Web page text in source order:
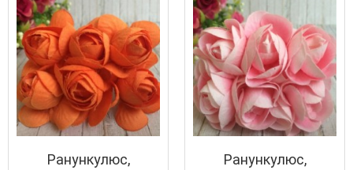
Ранункулюс,
Ранункулюс,